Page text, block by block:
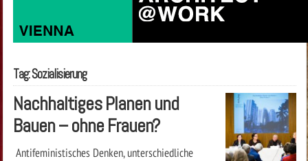
Tag: Sozialisierung
Nachhaltiges Planen und
Bauen – ohne Frauen?
Antifeministisches Denken, unterschiedliche